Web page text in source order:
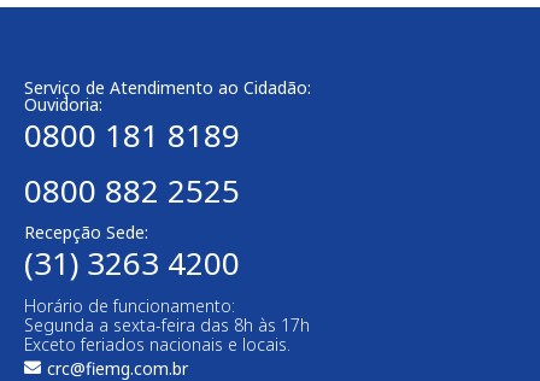
Serviço de Atendimento ao Cidadão:
Ouvidoria:
0800 181 8189
0800 882 2525
Recepção Sede:
(31) 3263 4200
Horário de funcionamento:
Segunda a sexta-feira das 8h às 17h
Exceto feriados nacionais e locais.
crc@fiemg.com.br